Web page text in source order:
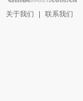
关于我们 联系我们